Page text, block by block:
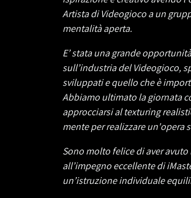
Artista di Videogioco a un
mentalità aperta.
E’ stata una grande
sull’industria del Videogioco,
sviluppati e quello che è
Abbiamo ultimato la giornata
approcciarsi al texturing
mente per realizzare un'opera
Sono molto felice di aver
all’impegno eccellente di
un’istruzione individuale